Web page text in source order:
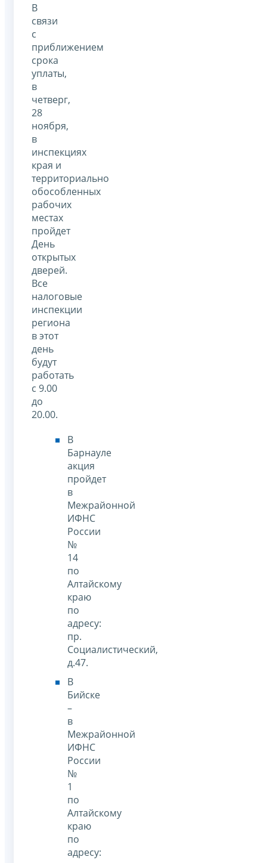
В
связи
с
приближением
срока
уплаты,
в
четверг,
28
ноября,
в
инспекциях
края и
территориально
обособленных
рабочих
местах
пройдет
День
открытых
дверей.
Все
налоговые
инспекции
региона
в этот
день
будут
работать
с 9.00
до
20.00.
В
Барнауле
акция
пройдет
в
Межрайонной
ИФНС
России
№
14
по
Алтайскому
краю
по
адресу:
пр.
Социалистический,
д.47.
В
Бийске
–
в
Межрайонной
ИФНС
России
№
1
по
Алтайскому
краю
по
адресу: